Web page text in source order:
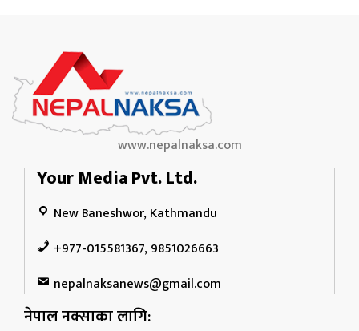
www.nepalnaksa.com
Your Media Pvt. Ltd.
New Baneshwor, Kathmandu
+977-015581367, 9851026663
nepalnaksanews@gmail.com
नेपाल नक्साका लागि: